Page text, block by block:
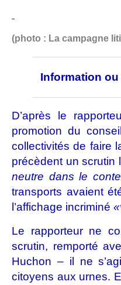
(photo : La campagne
Information
D’après le
promotion du
collectivités de faire
précèdent un scrutin
neutre dans le
transports avaient
l’affichage incriminé
Le rapporteur ne
scrutin, remporté
Huchon – il ne
citoyens aux urnes.